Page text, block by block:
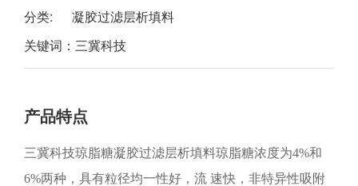
分类:
凝胶过滤层析填料
关键词： 三冀科技
产品特点
三冀科技琼脂糖凝胶过滤层析填料琼脂糖浓度为4%和
6%两种，具有粒径均一性好，流 速快，非特异性吸附